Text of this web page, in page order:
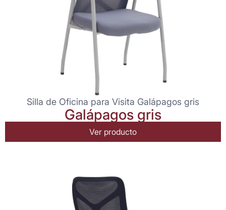
Silla de Oficina para Visita Galápagos gris
Galápagos gris
Ver producto